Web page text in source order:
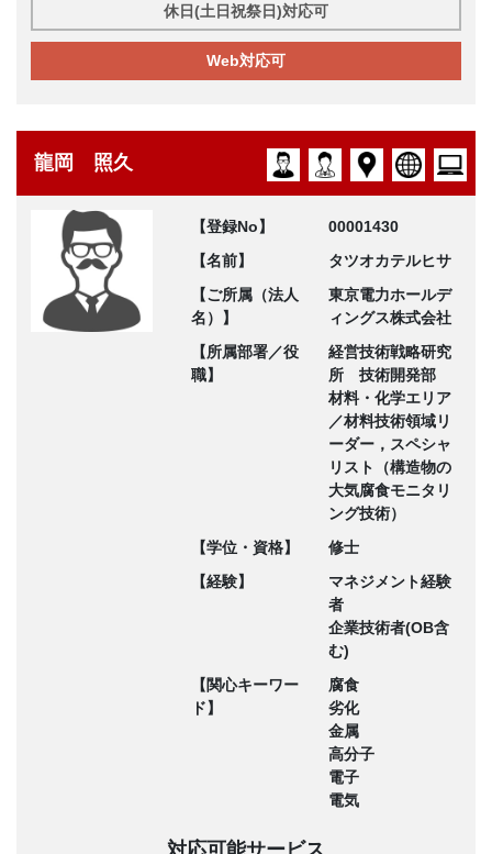
休日(土日祝祭日)対応可
Web対応可
龍岡 照久
【登録No】
00001430
【名前】
タツオカテルヒサ
【ご所属（法人
名）】
東京電力ホールデ
ィングス株式会社
【所属部署／役
職】
経営技術戦略研究
所 技術開発部
材料・化学エリア
／材料技術領域リ
ーダー，スペシャ
リスト（構造物の
大気腐食モニタリ
ング技術）
【学位・資格】
修士
【経験】
マネジメント経験
者
企業技術者(OB含
む)
【関心キーワー
ド】
腐食
劣化
金属
高分子
電子
電気
対応可能サービス